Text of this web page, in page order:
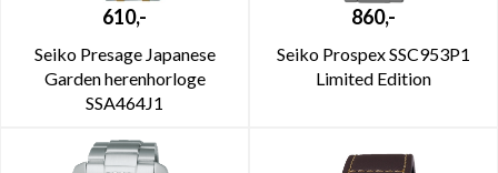
610,-
Seiko Presage Japanese
Garden herenhorloge
SSA464J1
860,-
Seiko Prospex SSC953P1
Limited Edition